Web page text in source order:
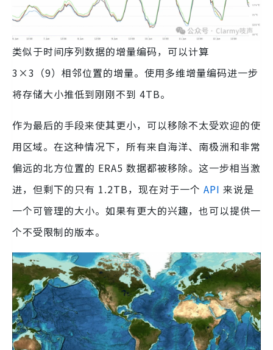
类似于时间序列数据的增量编码，可以计算
3×3（9）相邻位置的增量。使用多维增量编码进一步
将存储大小推低到刚刚不到 4TB。
作为最后的手段来使其更小，可以移除不太受欢迎的使
用区域。在这种情况下，所有来自海洋、南极洲和非常
偏远的北方位置的 ERA5 数据都被移除。这一步相当激
进，但剩下的只有 1.2TB，现在对于一个 API 来说是
一个可管理的大小。如果有更大的兴趣，也可以提供一
个不受限制的版本。